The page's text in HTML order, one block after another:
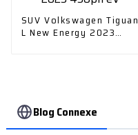
SUV Volkswagen Tiguan
L New Energy 2023
Blog Connexe